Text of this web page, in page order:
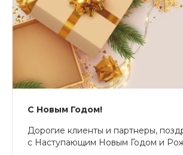
С Новым Годом!
Дорогие клиенты и партнеры,
с Наступающим Новым Годом и